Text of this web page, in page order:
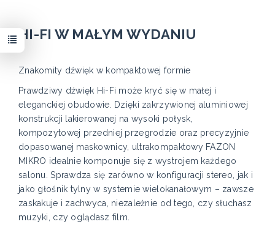
HI-FI W MAŁYM WYDANIU
Znakomity dźwięk w kompaktowej formie
Prawdziwy dźwięk Hi-Fi może kryć się w małej i
eleganckiej obudowie. Dzięki zakrzywionej aluminiowej
konstrukcji lakierowanej na wysoki połysk,
kompozytowej przedniej przegrodzie oraz precyzyjnie
dopasowanej maskownicy, ultrakompaktowy FAZON
MIKRO idealnie komponuje się z wystrojem każdego
salonu. Sprawdza się zarówno w konfiguracji stereo, jak i
jako głośnik tylny w systemie wielokanałowym – zawsze
zaskakuje i zachwyca, niezależnie od tego, czy słuchasz
muzyki, czy oglądasz film.